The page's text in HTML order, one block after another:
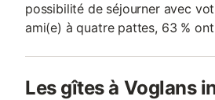
possibilité de séjourner avec
ami(e) à quatre pattes, 63 %
Les gîtes à Voglans